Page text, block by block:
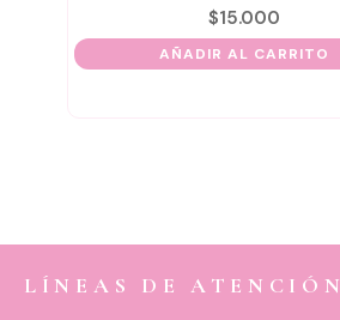
$15.000
AÑADIR AL CARRITO
LÍNEAS DE ATENCIÓN